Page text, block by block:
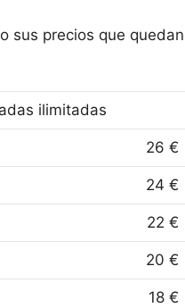
sus precios que quedan
ilimitadas
26 €
24 €
22 €
20 €
18 €